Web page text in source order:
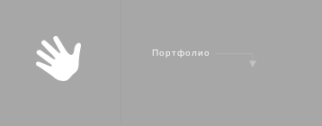
Портфо лио